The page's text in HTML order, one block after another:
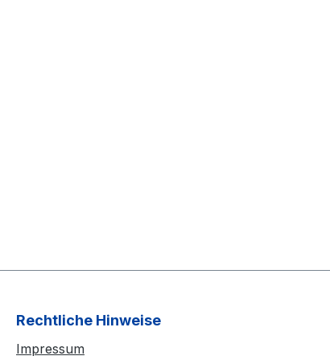
Rechtliche Hinweise
Impressum